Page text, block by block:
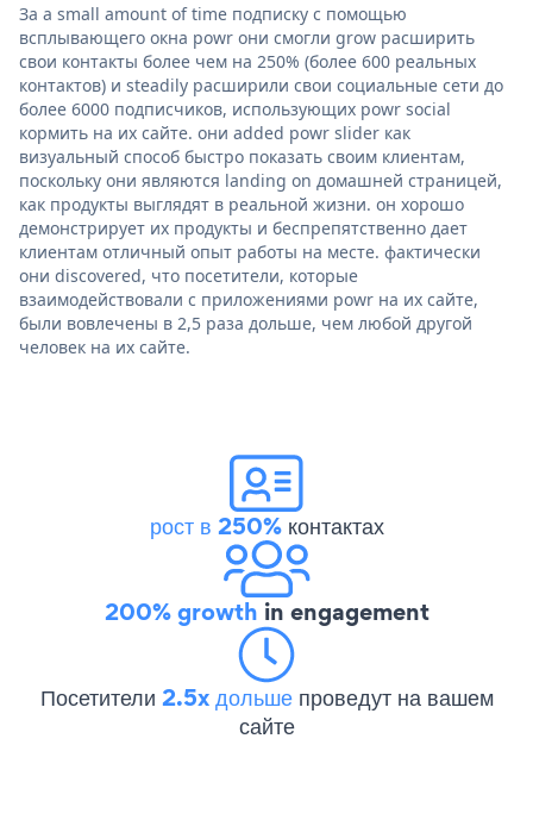
За a small amount of time подписку с помощью
всплывающего окна powr они смогли grow расширить
свои контакты более чем на 250% (более 600 реальных
контактов) и steadily расширили свои социальные сети до
более 6000 подписчиков, использующих powr social
кормить на их сайте. они added powr slider как
визуальный способ быстро показать своим клиентам,
поскольку они являются landing on домашней страницей,
как продукты выглядят в реальной жизни. он хорошо
демонстрирует их продукты и беспрепятственно дает
клиентам отличный опыт работы на месте. фактически
они discovered, что посетители, которые
взаимодействовали с приложениями powr на их сайте,
были вовлечены в 2,5 раза дольше, чем любой другой
человек на их сайте.
рост в 250%контактах
200% growth in engagement
Посетители 2.5x дольше проведут на вашем
сайте